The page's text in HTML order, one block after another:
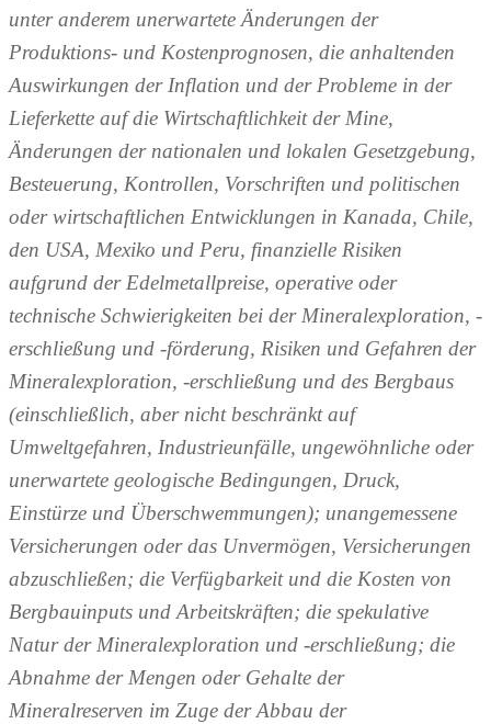
unter anderem unerwartete Änderungen der
Produktions- und Kostenprognosen, die anhaltenden
Auswirkungen der Inflation und der Probleme in der
Lieferkette auf die Wirtschaftlichkeit der Mine,
Änderungen der nationalen und lokalen Gesetzgebung,
Besteuerung, Kontrollen, Vorschriften und politischen
oder wirtschaftlichen Entwicklungen in Kanada, Chile,
den USA, Mexiko und Peru, finanzielle Risiken
aufgrund der Edelmetallpreise, operative oder
technische Schwierigkeiten bei der Mineralexploration, -
erschließung und -förderung, Risiken und Gefahren der
Mineralexploration, -erschließung und des Bergbaus
(einschließlich, aber nicht beschränkt auf
Umweltgefahren, Industrieunfälle, ungewöhnliche oder
unerwartete geologische Bedingungen, Druck,
Einstürze und Überschwemmungen); unangemessene
Versicherungen oder das Unvermögen, Versicherungen
abzuschließen; die Verfügbarkeit und die Kosten von
Bergbauinputs und Arbeitskräften; die spekulative
Natur der Mineralexploration und -erschließung; die
Abnahme der Mengen oder Gehalte der
Mineralreserven im Zuge der Abbau der